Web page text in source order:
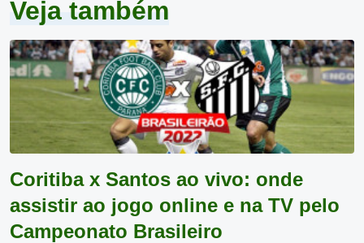
Veja também
Coritiba x Santos ao vivo: onde
assistir ao jogo online e na TV pelo
Campeonato Brasileiro